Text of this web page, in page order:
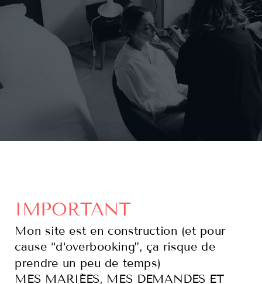
IMPORTANT
Mon site est en construction (et pour
cause “d‘overbooking”, ça risque de
prendre un peu de temps)
MES MARIÉES, MES DEMANDES ET